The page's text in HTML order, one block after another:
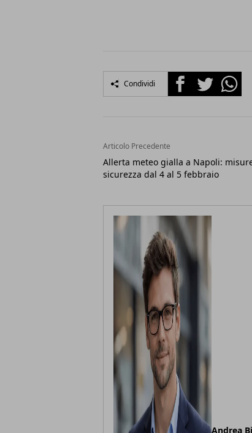
Condividi FacebookTwitter
Articolo Precedente
Allerta meteo gialla a Napoli:
sicurezza dal 4 al 5 febbraio
Andrea